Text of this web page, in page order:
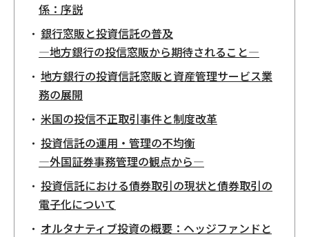
係：序説
銀行窓販と投資信託の普及
―地方銀行の投信窓販から期待されること―
地方銀行の投資信託窓販と資産管理サービス業
務の展開
米国の投信不正取引事件と制度改革
投資信託の運用・管理の不均衡
―外国証券事務管理の観点から―
投資信託における債券取引の現状と債券取引の
電子化について
オルタナティブ投資の概要：ヘッジファンドと